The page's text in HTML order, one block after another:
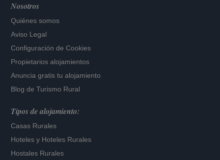
Nosotros
Quiénes somos
Aviso Legal
Configuración de Cookies
Propietarios alojamientos
Anuncia gratis tu alojamiento
Blog de Turismo Rural
Tipos de alojamiento:
Casas Rurales
Hoteles y Hoteles Rurales
Hostales Rurales